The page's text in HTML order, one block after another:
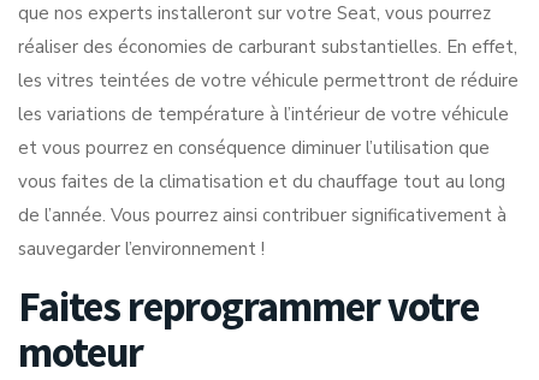
que nos experts installeront sur votre Seat, vous pourrez
réaliser des économies de carburant substantielles. En effet,
les vitres teintées de votre véhicule permettront de réduire
les variations de température à l’intérieur de votre véhicule
et vous pourrez en conséquence diminuer l’utilisation que
vous faites de la climatisation et du chauffage tout au long
de l’année. Vous pourrez ainsi contribuer significativement à
sauvegarder l’environnement !
Faites reprogrammer votre
moteur